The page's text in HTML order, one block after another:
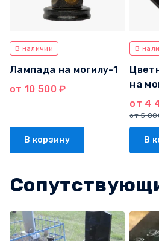
В наличии
Лампада на могилу-1
от 10 500 ₽
В корзину
В
на
от 4
от 5
В